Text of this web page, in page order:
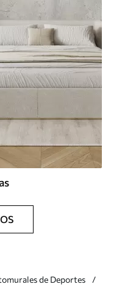
de Deportes